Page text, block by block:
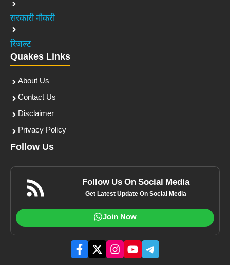
सरकारी नौकरी
रिजल्ट
Quakes Links
About Us
Contact Us
Disclaimer
Privacy Policy
Follow Us
Follow Us On Social Media
Get Latest Update On Social Media
Join Now